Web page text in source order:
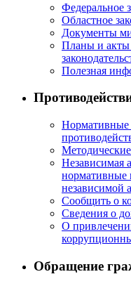
Федеральное
Областное
Документы
Планы и акты
Полезная
Нормативные
Независимая
нормативные
независимой
Сообщить о
Сведения о
О
Обращение